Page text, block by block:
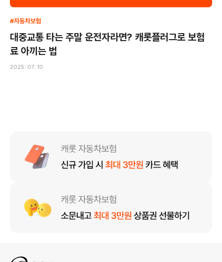
#자동차보험
대중교통 타는 주말 운전자라면? 캐롯플러그로 보험
료 아끼는 법
2025. 07. 10